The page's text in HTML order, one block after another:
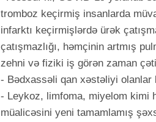
tromboz keçirmiş insanlarda
infarktı keçirmişlərdə ürək
çatışmazlığı, həmçinin artmış
zehni və fiziki iş görən zaman
- Bədxassəli qan xəstəliyi olanlar
- Leykoz, limfoma, miyelom kimi
müalicəsini yeni tamamlamış